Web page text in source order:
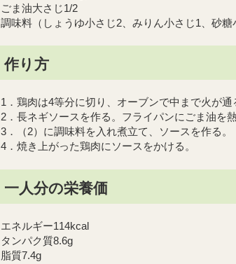
ごま油大さじ1/2
調味料（しょうゆ小さじ2、みりん小さじ1、砂糖
作り方
1．鶏肉は4等分に切り、オーブンで中まで火が通
2．長ネギソースを作る。フライパンにごま油を
3．（2）に調味料を入れ煮立て、ソースを作る。
4．焼き上がった鶏肉にソースをかける。
一人分の栄養価
エネルギー114kcal
タンパク質8.6g
脂質7.4g